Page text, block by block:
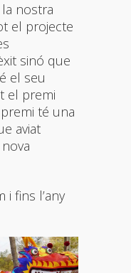
nostra
el projecte
sinó que
el seu
el premi
té una
aviat
i fins l’any